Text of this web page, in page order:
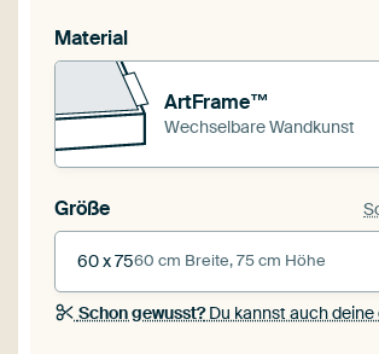
Material
ArtFrame™
Wechselbare Wandkunst
Größe
60 x 7560 cm Breite, 75 cm Höhe
Schon gewusst?Du kannst auch deine